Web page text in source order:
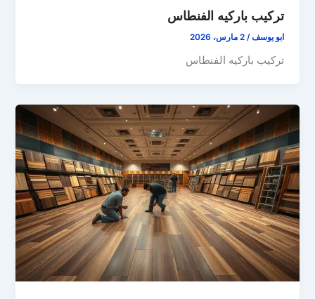
تركيب باركيه الفنطاس
ابو يوسف/2 مارس، 2026
تركيب باركيه الفنطاس